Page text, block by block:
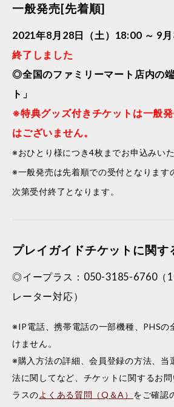
一般発売[先着順]
2021年8月28日（土）18:00 ～ 9
終了しました
◎全国のファミリーマート店内の
ト」
※特典グッズ付きチケットは一般
はございません。
※おひとり様につき4枚までお申込みいた
※一般発売は先着順での受付となります
次第受付終了となります。
プレイガイドチケットに関す
◎イープラス：050-3185-6760（
レーター対応）
※IP電話、携帯電話の一部機種、PHSの
けません。
※購入方法の詳細、会員登録の方法、当
法に関してなど、チケットに関するお
ラスのよくある質問（Q＆A） をご確認